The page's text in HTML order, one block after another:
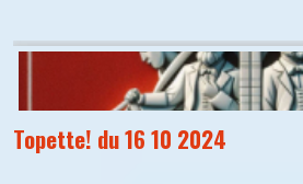
Topette! du 16 10 2024